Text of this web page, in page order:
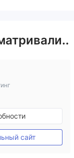
в Австралия
(MM)
изучение
сайт